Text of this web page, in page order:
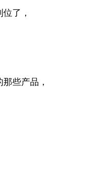
了，
些产品，